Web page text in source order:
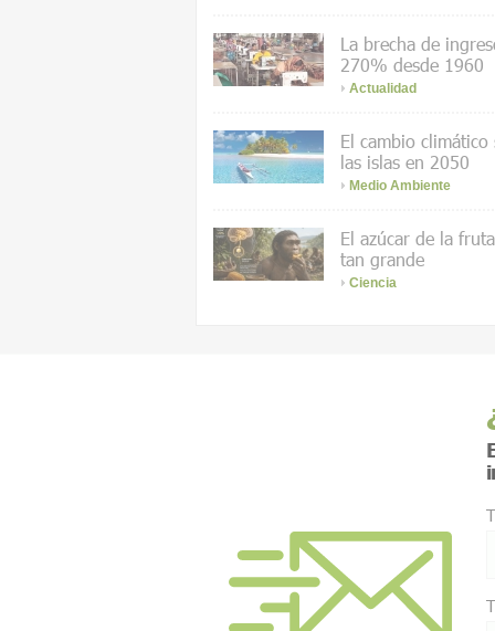
La brecha de
270% desde 1960
Actualidad
El cambio
las islas en 2050
Medio Ambiente
El azúcar de la
tan grande
Ciencia